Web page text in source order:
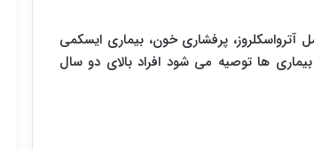
پرفشاری خون، بیماری ایسکمی
ها توصیه می شود افراد بالای دو سال